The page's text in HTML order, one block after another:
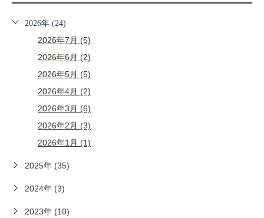
2026年 (24)
2026年7月 (5)
2026年6月 (2)
2026年5月 (5)
2026年4月 (2)
2026年3月 (6)
2026年2月 (3)
2026年1月 (1)
2025年 (35)
2024年 (3)
2023年 (10)